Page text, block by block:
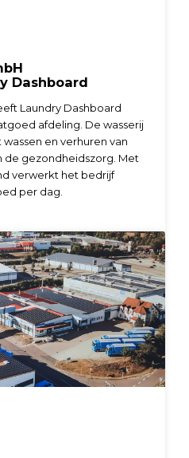
Dashboard
Laundry Dashboard
afdeling. De wasserij
en verhuren van
de gezondheidszorg. Met
verwerkt het bedrijf
per dag.